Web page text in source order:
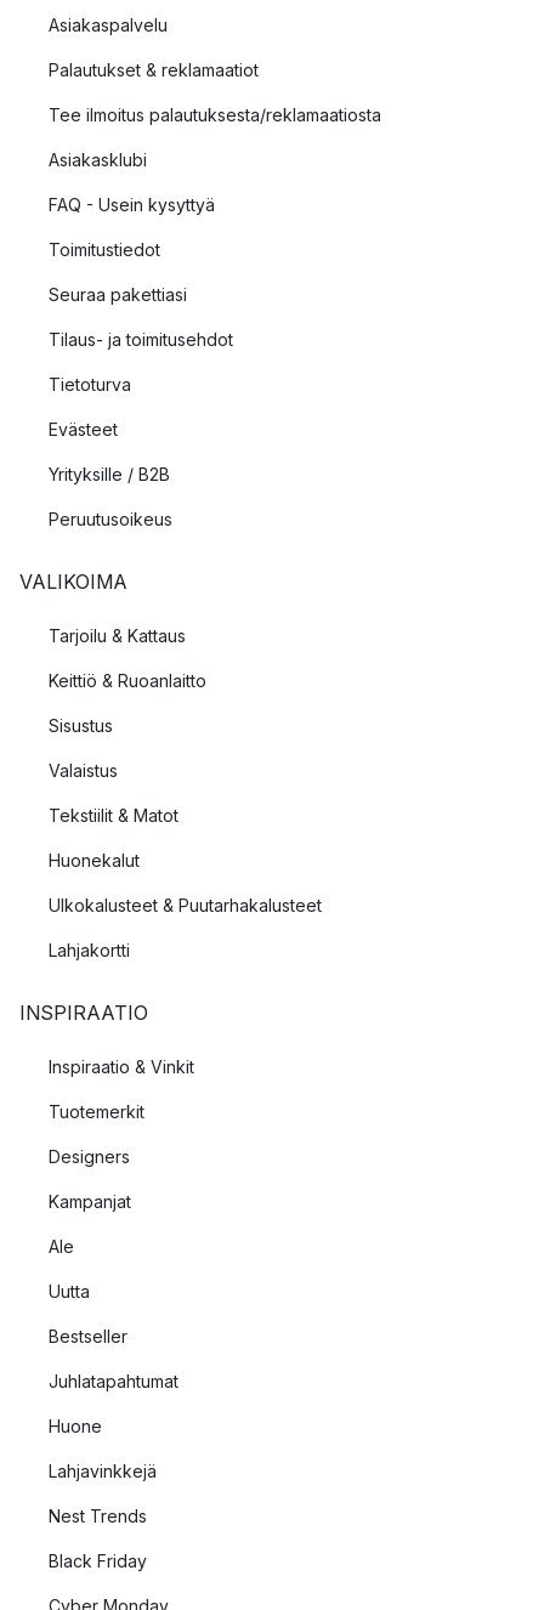
Asiakaspalvelu
Palautukset & reklamaatiot
Tee ilmoitus palautuksesta/reklamaatiosta
Asiakasklubi
FAQ - Usein kysyttyä
Toimitustiedot
Seuraa pakettiasi
Tilaus- ja toimitusehdot
Tietoturva
Evästeet
Yrityksille / B2B
Peruutusoikeus
VALIKOIMA
Tarjoilu & Kattaus
Keittiö & Ruoanlaitto
Sisustus
Valaistus
Tekstiilit & Matot
Huonekalut
Ulkokalusteet & Puutarhakalusteet
Lahjakortti
INSPIRAATIO
Inspiraatio & Vinkit
Tuotemerkit
Designers
Kampanjat
Ale
Uutta
Bestseller
Juhlatapahtumat
Huone
Lahjavinkkejä
Nest Trends
Black Friday
Cyber Monday